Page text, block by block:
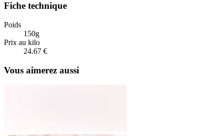
Fiche technique
Poids
150g
Prix au kilo
24.67 €
Vous aimerez aussi